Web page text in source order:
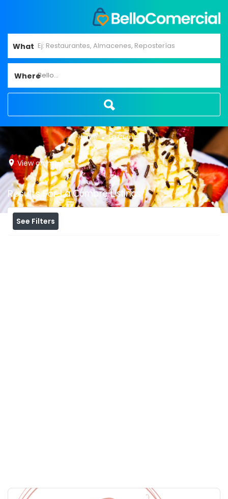
What
WhereBello...
Home La Cumbre
View on map
Results ForLa Cumbre Listings
See Filters